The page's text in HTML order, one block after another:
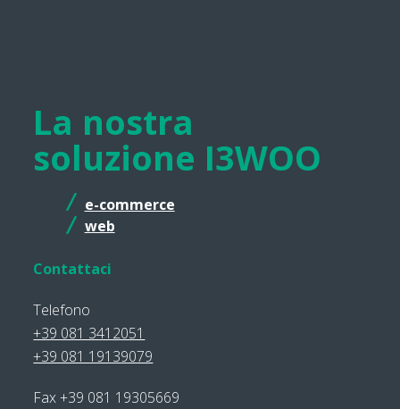
La nostra
soluzione I3WOO
e-commerce
web
Contattaci
Telefono
+39 081 3412051
+39 081 19139079
Fax +39 081 19305669